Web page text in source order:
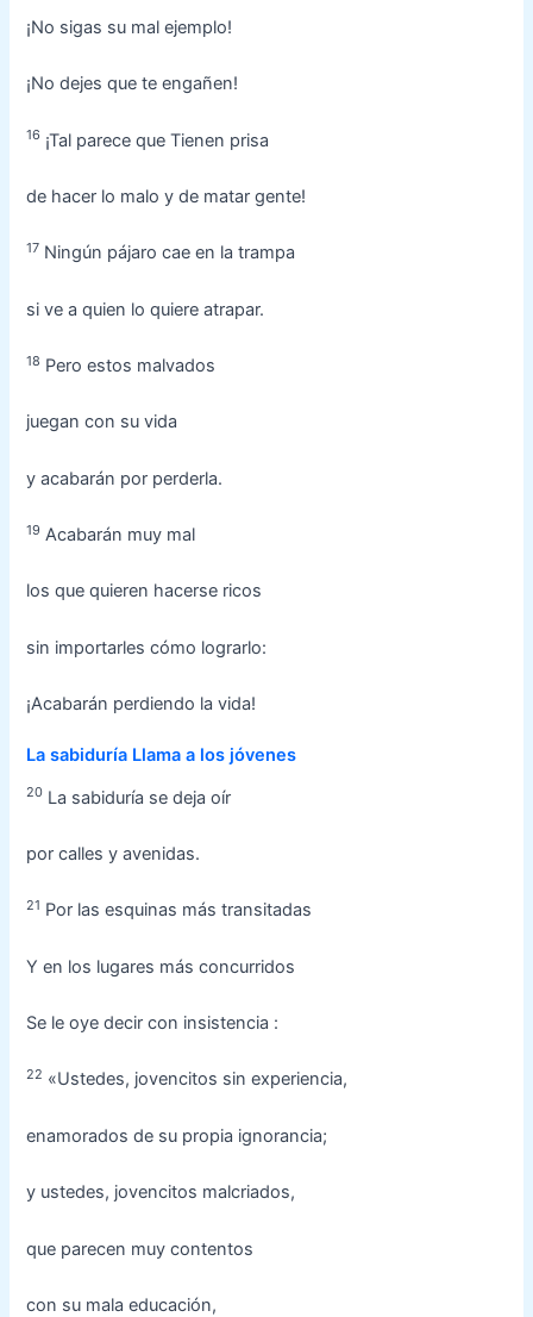
¡No sigas su mal ejemplo!
¡No dejes que te engañen!
16 ¡Tal parece que Tienen prisa
de hacer lo malo y de matar gente!
17 Ningún pájaro cae en la trampa
si ve a quien lo quiere atrapar.
18 Pero estos malvados
juegan con su vida
y acabarán por perderla.
19 Acabarán muy mal
los que quieren hacerse ricos
sin importarles cómo lograrlo:
¡Acabarán perdiendo la vida!
La sabiduría Llama a los jóvenes
20 La sabiduría se deja oír
por calles y avenidas.
21 Por las esquinas más transitadas
Y en los lugares más concurridos
Se le oye decir con insistencia :
22 «Ustedes, jovencitos sin experiencia,
enamorados de su propia ignorancia;
y ustedes, jovencitos malcriados,
que parecen muy contentos
con su mala educación,